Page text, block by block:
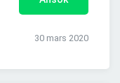
30 mars 2020